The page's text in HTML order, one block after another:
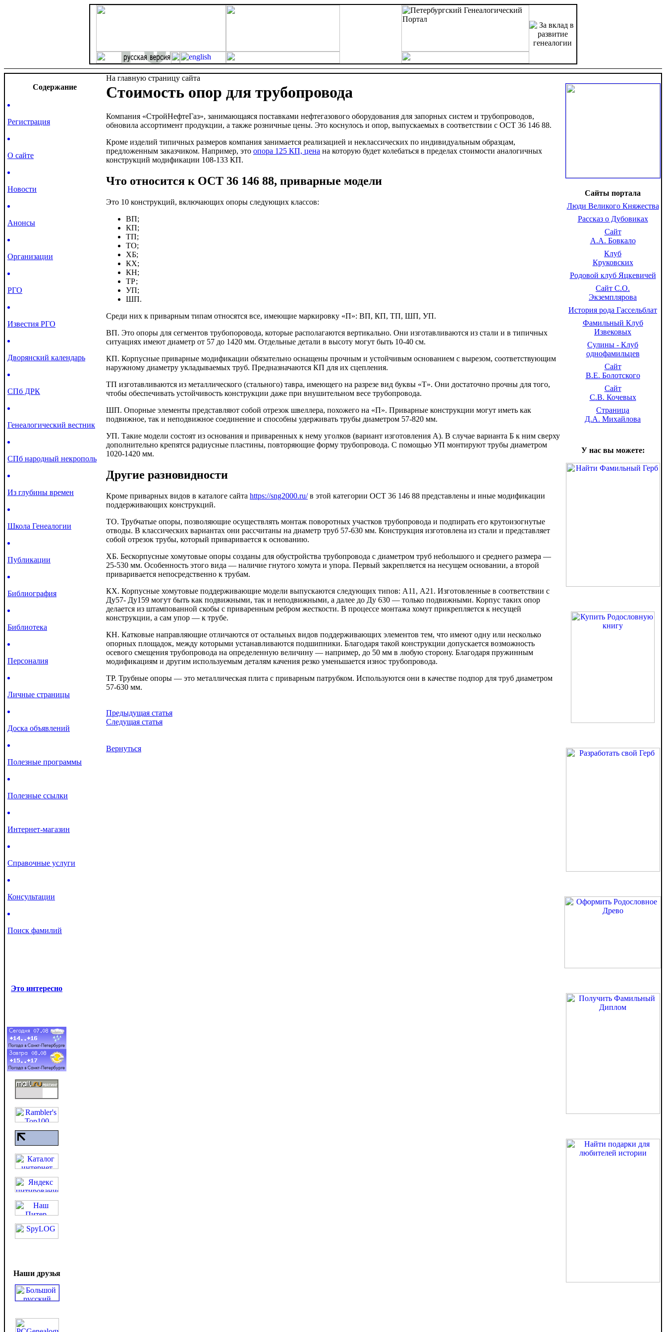
Cодержание
Регистрация
О сайте
Новости
Анонсы
Организации
РГО
Известия РГО
Дворянский календарь
СПб ДРК
Генеалогический вестник
СПб народный некрополь
Из глубины времен
Школа Генеалогии
Публикации
Библиография
Библиотека
Персоналия
Личные страницы
Доска объявлений
Полезные программы
Полезные ссылки
Интернет-магазин
Справочные услуги
Консультации
Поиск фамилий
Это интересно
Наши друзья
На главную страницу сайта
Стоимость опор для трубопровода
Компания «СтройНефтеГаз», занимающаяся поставками нефтегазового оборудования для запорных систем и трубопроводов,
обновила ассортимент продукции, а также розничные цены. Это коснулось и опор, выпускаемых в соответствии с ОСТ 36 146 88.
Кроме изделий типичных размеров компания занимается реализацией и неклассических по индивидуальным образцам,
предложенным заказчиком. Например, это опора 125 КП, цена на которую будет колебаться в пределах стоимости аналогичных
конструкций модификации 108-133 КП.
Что относится к ОСТ 36 146 88, приварные модели
Это 10 конструкций, включающих опоры следующих классов:
ВП;
КП;
ТП;
ТО;
ХБ;
КХ;
КН;
ТР;
УП;
ШП.
Среди них к приварным типам относятся все, имеющие маркировку «П»: ВП, КП, ТП, ШП, УП.
ВП. Это опоры для сегментов трубопоровода, которые располагаются вертикально. Они изготавливаются из стали и в типичных
ситуациях имеют диаметр от 57 до 1420 мм. Отдельные детали в высоту могут быть 10-40 см.
КП. Корпусные приварные модификации обязательно оснащены прочным и устойчивым основанием с вырезом, соответствующим
наружному диаметру укладываемых труб. Предназначаются КП для их сцепления.
ТП изготавливаются из металлического (стального) тавра, имеющего на разрезе вид буквы «Т». Они достаточно прочны для того,
чтобы обеспечивать устойчивость конструкции даже при внушительном весе трубопровода.
ШП. Опорные элементы представляют собой отрезок швеллера, похожего на «П». Приварные конструкции могут иметь как
подвижное, так и неподвижное соединение и способны удерживать трубы диаметром 57-820 мм.
УП. Такие модели состоят из основания и приваренных к нему уголков (вариант изготовления А). В случае варианта Б к ним сверху
дополнительно крепятся радиусные пластины, повторяющие форму трубопровода. С помощью УП монтируют трубы диаметром
1020-1420 мм.
Другие разновидности
Кроме приварных видов в каталоге сайта https://sng2000.ru/в этой категории ОСТ 36 146 88 представлены и иные модификации
поддерживающих конструкций.
ТО. Трубчатые опоры, позволяющие осуществлять монтаж поворотных участков трубопровода и подпирать его крутоизогнутые
отводы. В классических вариантах они рассчитаны на диаметр труб 57-630 мм. Конструкция изготовлена из стали и представляет
собой отрезок трубы, который приваривается к основанию.
ХБ. Бескорпусные хомутовые опоры созданы для обустройства трубопровода с диаметром труб небольшого и среднего размера —
25-530 мм. Особенность этого вида — наличие гнутого хомута и упора. Первый закрепляется на несущем основании, а второй
приваривается непосредственно к трубам.
КХ. Корпусные хомутовые поддерживающие модели выпускаются следующих типов: А11, А21. Изготовленные в соответствии с
Ду57- Ду159 могут быть как подвижными, так и неподвижными, а далее до Ду 630 — только подвижными. Корпус таких опор
делается из штампованной скобы с приваренным ребром жесткости. В процессе монтажа хомут прикрепляется к несущей
конструкции, а сам упор — к трубе.
КН. Катковые направляющие отличаются от остальных видов поддерживающих элементов тем, что имеют одну или несколько
опорных площадок, между которыми устанавливаются подшипники. Благодаря такой конструкции допускается возможность
осевого смещения трубопровода на определенную величину — например, до 50 мм в любую сторону. Благодаря пружинным
модификациям и другим используемым деталям качения резко уменьшается износ трубопровода.
ТР. Трубные опоры — это металлическая плита с приварным патрубком. Используются они в качестве подпор для труб диаметром
57-630 мм.
Предыдущая статья
Следущая статья
Вернуться
Сайты портала
Люди Великого Княжества
Рассказ о Дубовиках
Сайт
А.А. Бовкало
Клуб
Круковских
Родовой клуб Яцкевичей
Сайт С.О.
Экземплярова
История рода Гассельблат
Фамильный Клуб
Извековых
Сулины - Клуб
однофамильцев
Сайт
В.Е. Болотского
Сайт
С.В. Кочевых
Страница
Д.А. Михайлова
У нас вы можете: